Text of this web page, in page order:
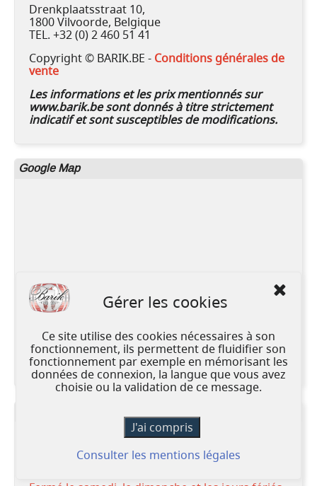
Drenkplaatsstraat 10,
1800 Vilvoorde, Belgique
TEL. +32 (0) 2 460 51 41
Copyright © BARIK.BE - Conditions générales de
vente
Les informations et les prix mentionnés sur
www.barik.be sont donnés à titre strictement
indicatif et sont susceptibles de modifications.
Google Map
Lundi, Mardi, Mercredi, Jeudi, Vendredi
De 9H00 à 17H30
Gérer les cookies
Ce site utilise des cookies nécessaires à son
fonctionnement, ils permettent de fluidifier son
fonctionnement par exemple en mémorisant les
données de connexion, la langue que vous avez
choisie ou la validation de ce message.
Consulter les mentions légales